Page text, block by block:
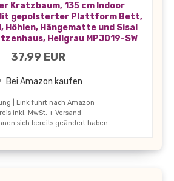
Kratzbaum, 135 cm Indoor
gepolsterter Plattform Bett,
Höhlen, Hängematte und Sisal
Hellgrau MPJ019-SW
37,99 EUR
Bei Amazon kaufen
| Link führt nach Amazon
inkl. MwSt. + Versand
sich bereits geändert haben